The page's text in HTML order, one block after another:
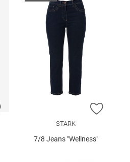
ZUR WUNSCHLISTE HINZUFÜGEN
ZUR
STARK
7/8 Jeans "Wellness"